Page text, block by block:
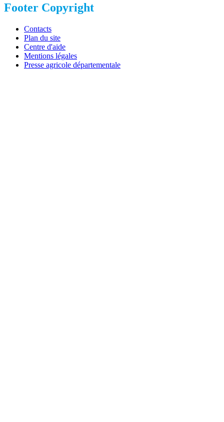
Footer Copyright
Contacts
Plan du site
Centre d'aide
Mentions légales
Presse agricole départementale